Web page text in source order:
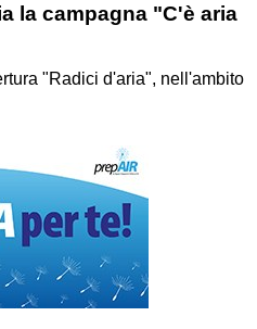
la campagna "C'è aria
"Radici d'aria", nell'ambito